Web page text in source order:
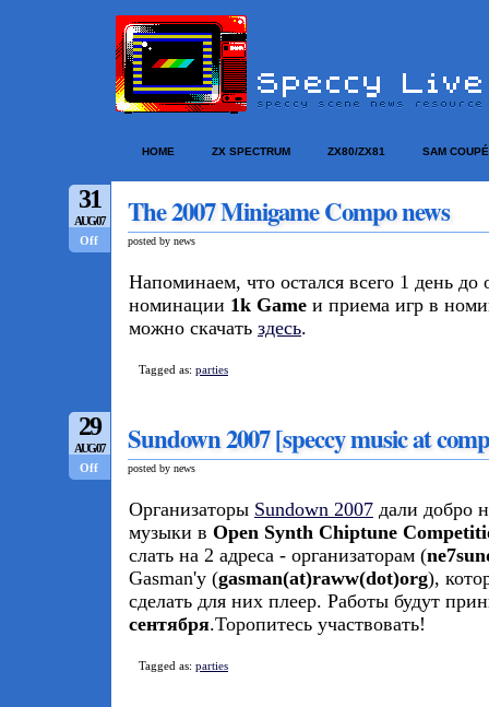
HOME ZX SPECTRUM ZX80/ZX81 SAM COUPÉ
31
AUG/07
Off
The 2007 Minigame Compo news
posted by news
Напоминаем, что остался всего 1 день до
номинации 1k Game и приема игр в
можно скачать здесь.
Tagged as: parties
29
AUG/07
Off
Sundown 2007 [speccy music at
posted by news
Организаторы Sundown 2007 дали добро
музыки в Open Synth Chiptune
слать на 2 адреса - организаторам (
Gasman'у (gasman(at)raww(dot)org),
сделать для них плеер. Работы будут
сентября.Торопитесь участвовать!
Tagged as: parties